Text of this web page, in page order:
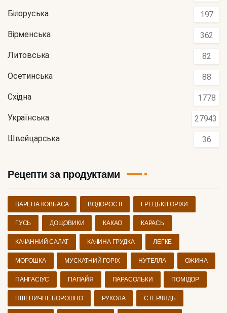
Білоруська 197
Вірменська 362
Литовська 82
Осетинська 88
Східна 1778
Українська 27943
Швейцарська 36
Рецепти за продуктами
ВАРЕНА КОВБАСА ВОДОРОСТІ ГРЕЦЬКІ ГОРІХИ
ГУСЬ ДОЩОВИКИ КАКАО КАРАСЬ
КАЧАННИЙ САЛАТ КАЧИНА ГРУДКА ЛЕГКЕ
МОРОШКА МУСКАТНИЙ ГОРІХ НУТЕЛЛА ОЖИНА
ПАНГАСІУС ПАПАЙЯ ПАРАСОЛЬКИ ПОМІДОР
ПШЕНИЧНЕ БОРОШНО РУКОЛА СТЕРЛЯДЬ